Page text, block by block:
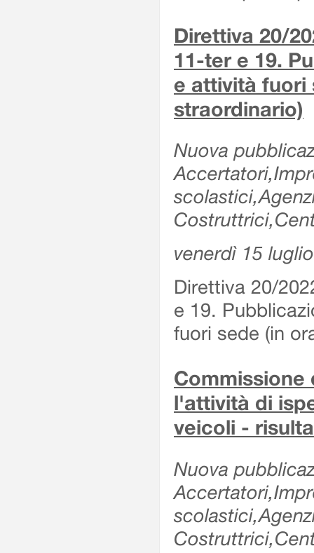
Direttiva 20/
11-ter e 19.
e attività fuori
straordinario)
Nuova
venerdì 15
Direttiva 20/
e 19.
fuori sede (in
l'attività di
veicoli -
Nuova